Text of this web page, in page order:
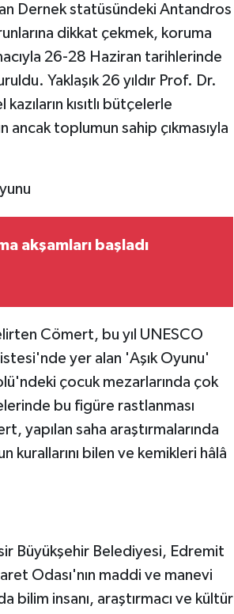
Dernek statüsündeki Antandros
dikkat çekmek, koruma
26-28 Haziran tarihlerinde
Yaklaşık 26 yıldır Prof. Dr.
kısıtlı bütçelerle
toplumun sahip çıkmasıyla
akşamları başladı
Cömert, bu yıl UNESCO
yer alan 'Aşık Oyunu'
çocuk mezarlarında çok
bu figüre rastlanması
yapılan saha araştırmalarında
kurallarını bilen ve kemikleri hâlâ
Büyükşehir Belediyesi, Edremit
Odası'nın maddi ve manevi
insanı, araştırmacı ve kültür